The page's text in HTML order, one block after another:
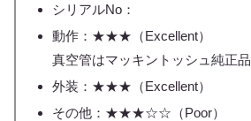
シリアルNo：
動作：★★★（Excellent）
真空管はマッキントッシュ純正品
外装：★★★（Excellent）
その他：★★★☆☆（Poor）